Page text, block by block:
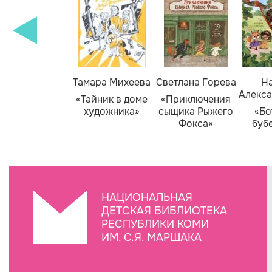
Тамара Михеева
«Тайник в доме
художника»
Светлана Горева
«Приключения
сыщика Рыжего
Фокса»
НАЦИОНАЛЬНАЯ
ДЕТСКАЯ БИБЛИОТЕКА
РЕСПУБЛИКИ КОМИ
ИМ. С.Я. МАРШАКА